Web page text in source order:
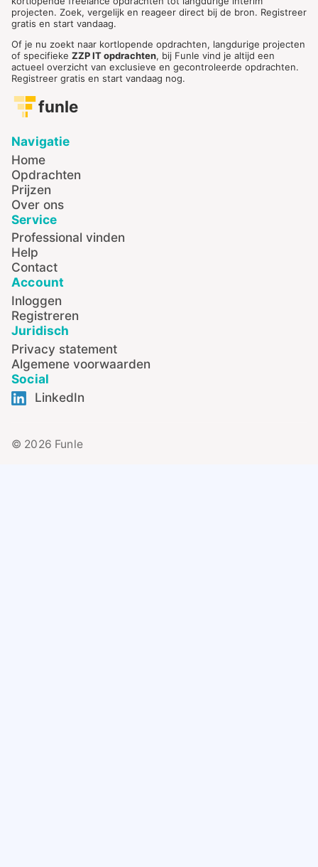
projecten. Zoek, vergelijk en reageer direct bij de bron. Registreer
gratis en start vandaag.
Of je nu zoekt naar kortlopende opdrachten, langdurige projecten
of specifieke ZZP IT opdrachten, bij Funle vind je altijd een
actueel overzicht van exclusieve en gecontroleerde opdrachten.
Registreer gratis en start vandaag nog.
funle
Navigatie
Home
Opdrachten
Prijzen
Over ons
Service
Professional vinden
Help
Contact
Account
Inloggen
Registreren
Juridisch
Privacy statement
Algemene voorwaarden
Social
LinkedIn
© 2026 Funle